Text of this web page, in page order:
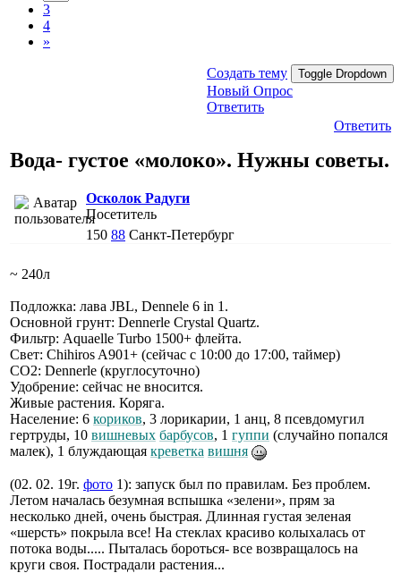
3
4
»
Создать тему Toggle Dropdown
Новый Опрос
Ответить
Ответить
Вода- густое «молоко». Нужны советы.
Осколок Радуги
Посетитель
150 88 Санкт-Петербург
~ 240л
Подложка: лава JBL, Dennele 6 in 1.
Основной грунт: Dennerle Crystal Quartz.
Фильтр: Aquaelle Turbo 1500+ флейта.
Свет: Chihiros A901+ (сейчас с 10:00 до 17:00, таймер)
СО2: Dennerle (круглосуточно)
Удобрение: сейчас не вносится.
Живые растения. Коряга.
Население: 6 кориков, 3 лорикарии, 1 анц, 8 псевдомугил
гертруды, 10 вишневых барбусов, 1 гуппи (случайно попался
малек), 1 блуждающая креветка вишня
(02. 02. 19г. фото 1): запуск был по правилам. Без проблем.
Летом началась безумная вспышка «зелени», прям за
несколько дней, очень быстрая. Длинная густая зеленая
«шерсть» покрыла все! На стеклах красиво колыхалась от
потока воды..... Пыталась бороться- все возвращалось на
круги своя. Пострадали растения...